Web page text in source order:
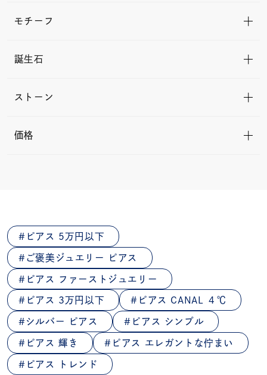
モチーフ
誕生石
ストーン
価格
ピアス 5万円以下
ご褒美ジュエリー ピアス
ピアス ファーストジュエリー
ピアス 3万円以下 ピアス CANAL ４℃
シルバー ピアス ピアス シンプル
ピアス 輝き ピアス エレガントな佇まい
ピアス トレンド